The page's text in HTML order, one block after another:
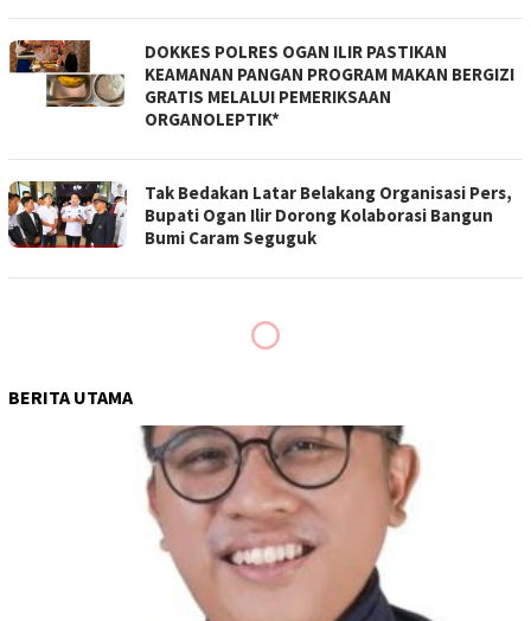
DOKKES POLRES OGAN ILIR PASTIKAN
KEAMANAN PANGAN PROGRAM MAKAN BERGIZI
GRATIS MELALUI PEMERIKSAAN
ORGANOLEPTIK*
Tak Bedakan Latar Belakang Organisasi Pers,
Bupati Ogan Ilir Dorong Kolaborasi Bangun
Bumi Caram Seguguk
BERITA UTAMA